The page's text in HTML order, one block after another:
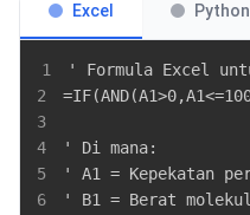
Excel Python
1
2
3
4
5
6